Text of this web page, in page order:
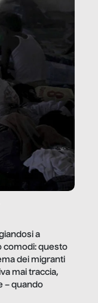
a
comodi: questo
dei migranti
mai traccia,
– quando